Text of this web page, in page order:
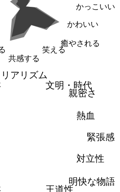
かっこいい
かわいい
癒やされる
笑える
共感する
リアリズム
文明・時代
親密さ
熱血
緊張感
対立性
明快な物語
王道性